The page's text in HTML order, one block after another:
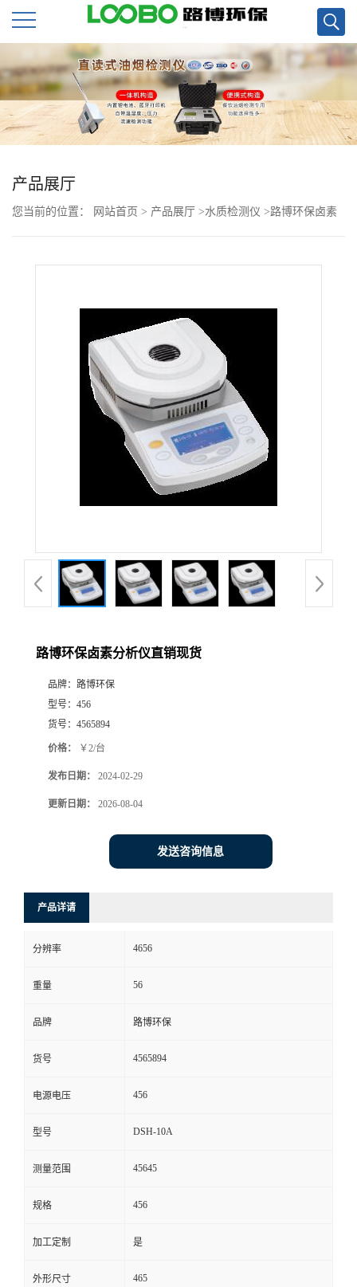
公
司
首
页
公
品
厅
方
式
在
线
留
产品展厅
您当前的位置： 网站首页 > 产品展厅 >水质检测仪 >路博环保卤素
路博环保卤素分析仪直销现货
品牌： 路博环保
型号： 456
货号： 4565894
价格： ￥2/台
发布日期： 2024-02-29
更新日期： 2026-08-04
发送咨询信息
产品详请
分辨率 4656
重量 56
品牌 路博环保
货号 4565894
电源电压 456
型号 DSH-10A
测量范围 45645
规格 456
加工定制 是
外形尺寸 465